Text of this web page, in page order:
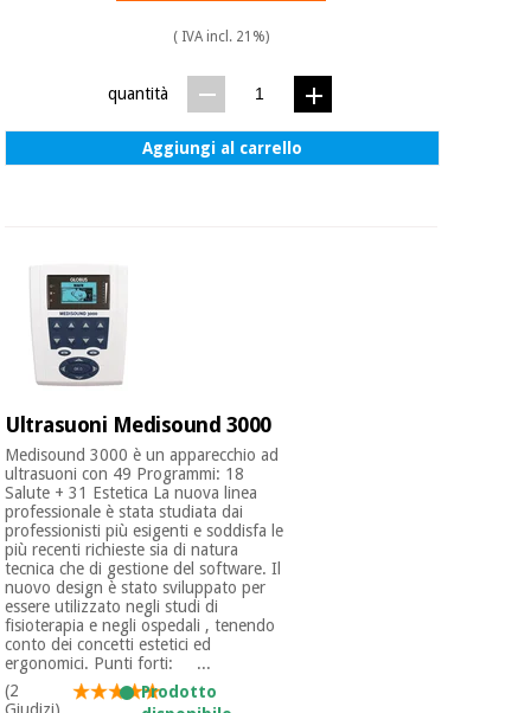
Strumenti
Veterinario
Ortopedia
Strumenti
chirurgici
(liquidazione)
( IVA incl. 21%)
quantità
Aggiungi al carrello
Ultrasuoni Medisound 3000
Medisound 3000 è un apparecchio ad
ultrasuoni con 49 Programmi: 18
Salute + 31 Estetica La nuova linea
professionale è stata studiata dai
professionisti più esigenti e soddisfa le
più recenti richieste sia di natura
tecnica che di gestione del software. Il
nuovo design è stato sviluppato per
essere utilizzato negli studi di
fisioterapia e negli ospedali , tenendo
conto dei concetti estetici ed
ergonomici. Punti forti: ...
(2
Prodotto